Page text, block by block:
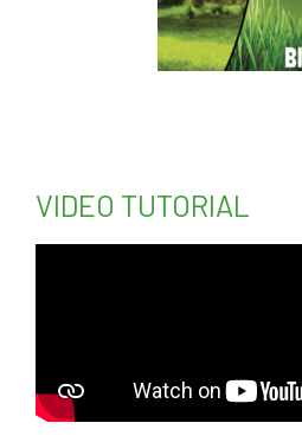
VIDEO TUTORIAL